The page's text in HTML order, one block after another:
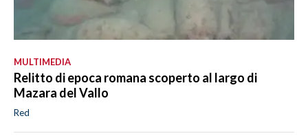
MULTIMEDIA
Relitto di epoca romana scoperto al largo di
Mazara del Vallo
Red